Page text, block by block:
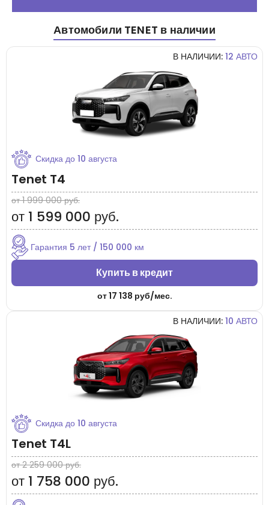
Автомобили TENET в наличии
В НАЛИЧИИ: 12 АВТО
Скидка до 10 августа
Tenet T4
от 1 999 000 руб.
от 1 599 000 руб.
Гарантия 5 лет / 150 000 км
Купить в кредит
от17 138 руб/мес.
В НАЛИЧИИ: 10 АВТО
Скидка до 10 августа
Tenet T4L
от 2 259 000 руб.
от 1 758 000 руб.